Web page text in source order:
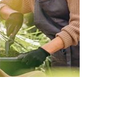
край
край
область
область